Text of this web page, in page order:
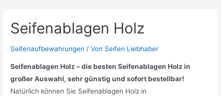
Seifenablagen Holz
Seifenaufbewahrungen / Von Seifen Liebhaber
Seifenablagen Holz – die besten Seifenablagen Holz in
großer Auswahl, sehr günstig und sofort bestellbar!
Natürlich können Sie Seifenablagen Holz in